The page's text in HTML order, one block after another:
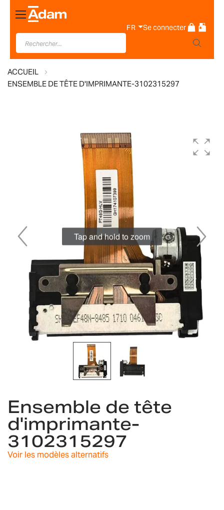
Basculer
la
navigation
FR Se connecter
ACCUEIL
ENSEMBLE DE TÊTE D'IMPRIMANTE-3102315297
Tap and hold to zoom
the
beginning
of
the
images
Ensemble de tête
d'imprimante-
3102315297
Voir les modèles alternatifs